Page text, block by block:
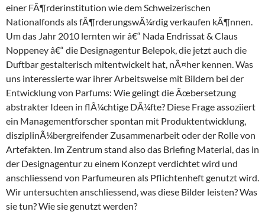
einer FÃ¶rderinstitution wie dem Schweizerischen
Nationalfonds als fÃ¶rderungswÃ¼rdig verkaufen kÃ¶nnen.
Um das Jahr 2010 lernten wir â€“ Nada Endrissat & Claus
Noppeney â€“ die Designagentur Belepok, die jetzt auch die
Duftbar gestalterisch mitentwickelt hat, nÃ¤her kennen. Was
uns interessierte war ihrer Arbeitsweise mit Bildern bei der
Entwicklung von Parfums: Wie gelingt die Ãœbersetzung
abstrakter Ideen in flÃ¼chtige DÃ¼fte? Diese Frage assoziiert
ein Managementforscher spontan mit Produktentwicklung,
disziplinÃ¼bergreifender Zusammenarbeit oder der Rolle von
Artefakten. Im Zentrum stand also das Briefing Material, das in
der Designagentur zu einem Konzept verdichtet wird und
anschliessend von Parfumeuren als Pflichtenheft genutzt wird.
Wir untersuchten anschliessend, was diese Bilder leisten? Was
sie tun? Wie sie genutzt werden?